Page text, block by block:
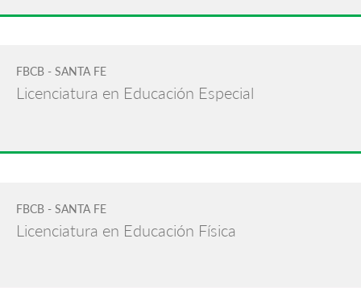
FBCB - SANTA FE
Licenciatura en Educación Especial
FBCB - SANTA FE
Licenciatura en Educación Física